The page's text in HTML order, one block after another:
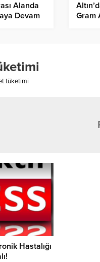
Alanda
Devam
Gram
tüketimi
Hastalığı